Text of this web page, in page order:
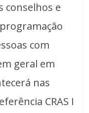
conselhos e
com
geral em
nas
CRAS I